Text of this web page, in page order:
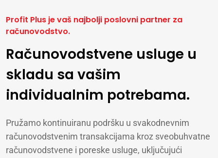
Profit Plus je vaš najbolji poslovni partner za
računovodstvo.
Računovodstvene usluge u
skladu sa vašim
individualnim potrebama.
Pružamo kontinuiranu podršku u svakodnevnim
računovodstvenim transakcijama kroz sveobuhvatne
računovodstvene i poreske usluge, uključujući